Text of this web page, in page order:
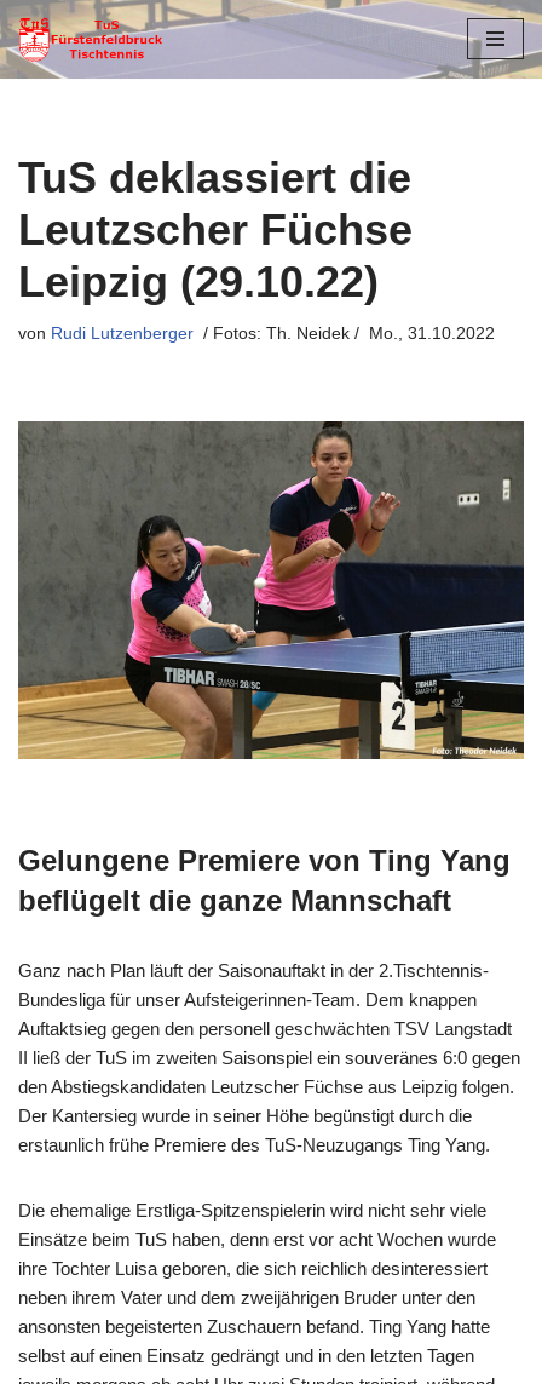
Zum
TuS deklassiert die
Leutzscher Füchse
Leipzig (29.10.22)
von Rudi Lutzenberger Mo., 31.10.2022
Gelungene Premiere von Ting Yang
beflügelt die ganze Mannschaft
Ganz nach Plan läuft der Saisonauftakt in der 2.Tischtennis-
Bundesliga für unser Aufsteigerinnen-Team. Dem knappen
Auftaktsieg gegen den personell geschwächten TSV Langstadt
II ließ der TuS im zweiten Saisonspiel ein souveränes 6:0 gegen
den Abstiegskandidaten Leutzscher Füchse aus Leipzig folgen.
Der Kantersieg wurde in seiner Höhe begünstigt durch die
erstaunlich frühe Premiere des TuS-Neuzugangs Ting Yang.
Die ehemalige Erstliga-Spitzenspielerin wird nicht sehr viele
Einsätze beim TuS haben, denn erst vor acht Wochen wurde
ihre Tochter Luisa geboren, die sich reichlich desinteressiert
neben ihrem Vater und dem zweijährigen Bruder unter den
ansonsten begeisterten Zuschauern befand. Ting Yang hatte
selbst auf einen Einsatz gedrängt und in den letzten Tagen